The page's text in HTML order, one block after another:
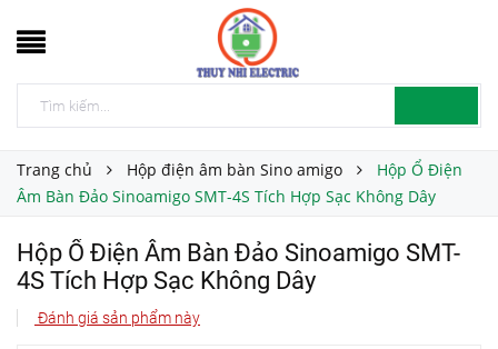
Trang chủ Hộp điện âm bàn Sino amigo
Hộp Ổ Điện
Âm Bàn Đảo Sinoamigo SMT-4S Tích Hợp Sạc Không Dây
Hộp Ổ Điện Âm Bàn Đảo Sinoamigo SMT-
4S Tích Hợp Sạc Không Dây
Đánh giá sản phẩm này